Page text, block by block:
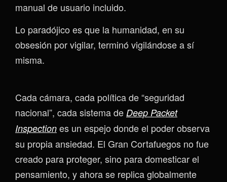
manual de usuario incluido.
Lo paradójico es que la humanidad, en su
obsesión por vigilar, terminó vigilándose a sí
misma.
Cada cámara, cada política de “seguridad
nacional”, cada sistema de Deep Packet
Inspection es un espejo donde el poder observa
su propia ansiedad. El Gran Cortafuegos no fue
creado para proteger, sino para domesticar el
pensamiento, y ahora se replica globalmente